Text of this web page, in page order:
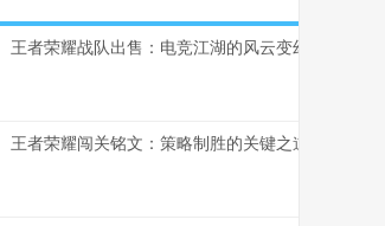
王者荣耀战队出售：电竞江湖的风云变幻，一个资
王者荣耀闯关铭文：策略制胜的关键之道